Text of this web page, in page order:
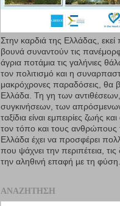
Στην καρδιά της Ελλάδας, εκεί
βουνά συναντούν τις
άγρια ποτάμια τις γαλήνιες
τον πολιτισμό και η
μακρόχρονες παραδόσεις, θα
Ελλάδα. Τη γη των
συγκινήσεων, των
ταξίδια είναι εμπειρίες ζωής
τον τόπο και τους ανθρώπους
Ελλάδα έχει να προσφέρει
που ψάχνει την περιπέτεια,
την αληθινή επαφή µε τη φύση.
ΑΝΑΖΉΤΗΣΗ